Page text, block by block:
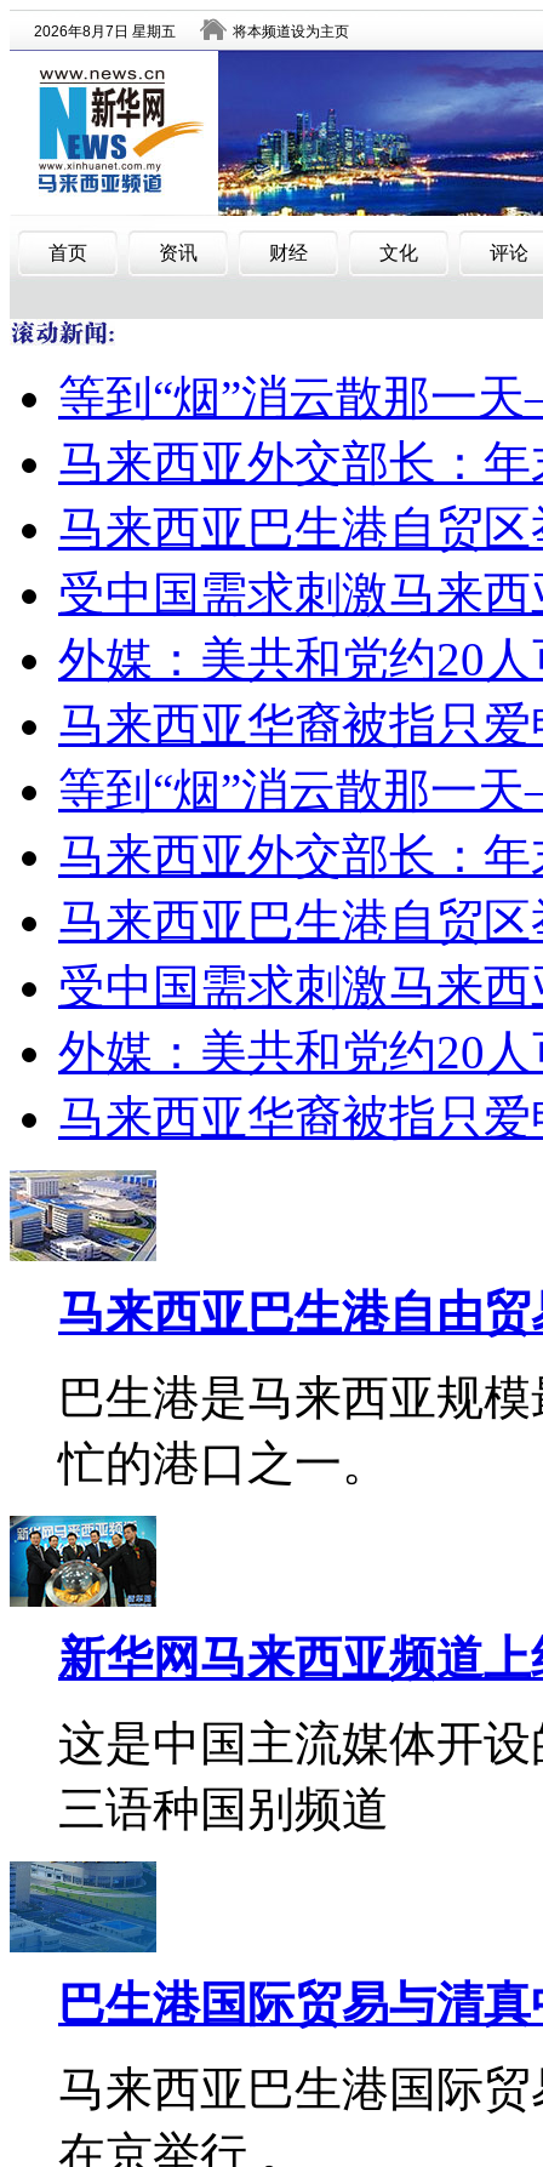
等到“烟”消云散那一
马来西亚外交部长：
马来西亚巴生港自贸
受中国需求刺激马来
外媒：美共和党约20
马来西亚华裔被指只
等到“烟”消云散那一
马来西亚外交部长：
马来西亚巴生港自贸
受中国需求刺激马来
外媒：美共和党约20
马来西亚华裔被指只
马来西亚巴生港自由贸
巴生港是马来西亚规
忙的港口之一。
新华网马来西亚频道
这是中国主流媒体开
三语种国别频道
巴生港国际贸易与清
马来西亚巴生港国际
在京举行 。